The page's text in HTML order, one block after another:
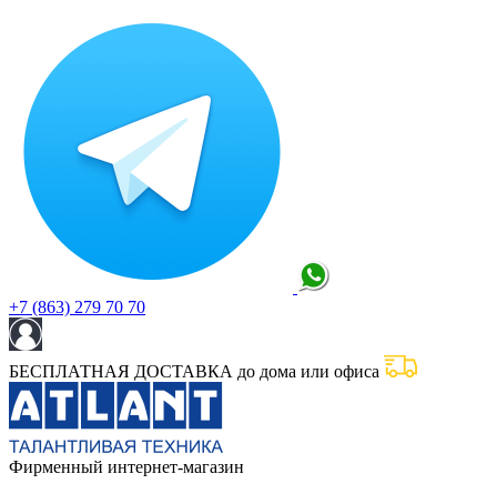
+7 (863) 279 70 70
БЕСПЛАТНАЯ ДОСТАВКА до дома или офиса
Фирменный интернет-магазин